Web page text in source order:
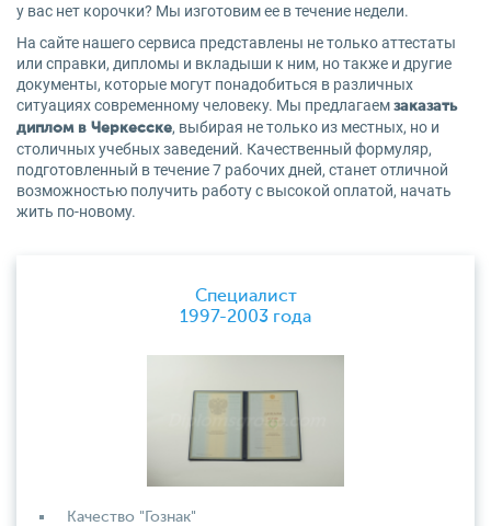
у вас нет корочки? Мы изготовим ее в течение недели.
На сайте нашего сервиса представлены не только аттестаты
или справки, дипломы и вкладыши к ним, но также и другие
документы, которые могут понадобиться в различных
ситуациях современному человеку. Мы предлагаем заказать
диплом в Черкесске, выбирая не только из местных, но и
столичных учебных заведений. Качественный формуляр,
подготовленный в течение 7 рабочих дней, станет отличной
возможностью получить работу с высокой оплатой, начать
жить по-новому.
Специалист
1997-2003 года
Качество "Гознак"